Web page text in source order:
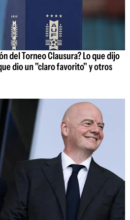
del Torneo Clausura? Lo que dijo
dio un "claro favorito" y otros